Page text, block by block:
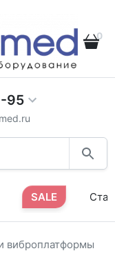
0
95
SALE
виброплатформы